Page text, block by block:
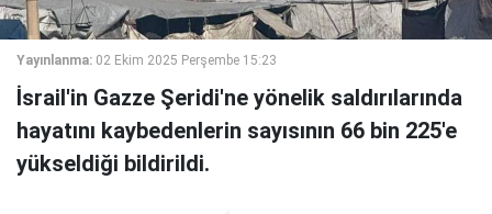
Yayınlanma: 02 Ekim 2025 Perşembe 15:23
İsrail'in Gazze Şeridi'ne yönelik saldırılarında
hayatını kaybedenlerin sayısının 66 bin 225'e
yükseldiği bildirildi.